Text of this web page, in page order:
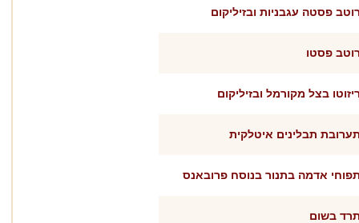
פסטה עגבניות ובזיליקום
פסטו
בצל מקורמל ובזיליקום
תבלינים איטלקית
אדמה בתנור בנוסח פרובאנס
בשום